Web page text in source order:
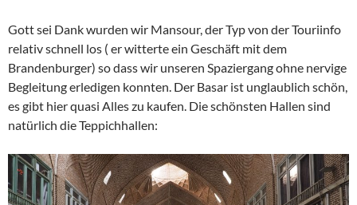
Gott sei Dank wurden wir Mansour, der Typ von der Touriinfo
relativ schnell los ( er witterte ein Geschäft mit dem
Brandenburger) so dass wir unseren Spaziergang ohne nervige
Begleitung erledigen konnten. Der Basar ist unglaublich schön,
es gibt hier quasi Alles zu kaufen. Die schönsten Hallen sind
natürlich die Teppichhallen: